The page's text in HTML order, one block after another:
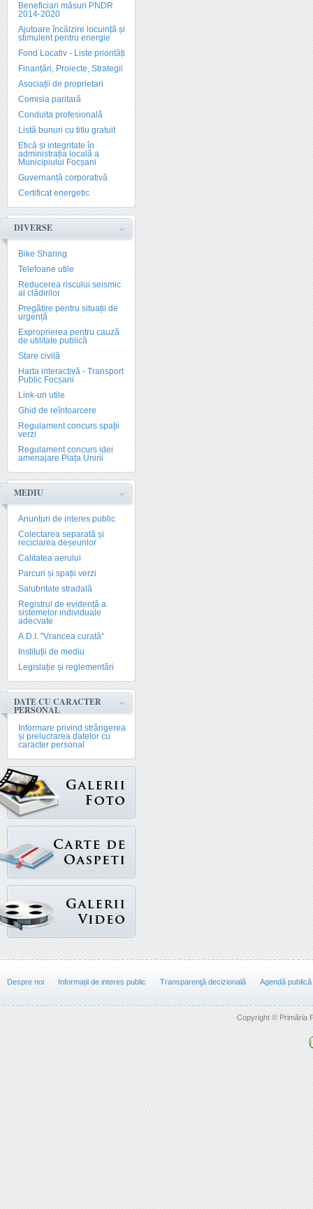
Beneficiari măsuri PNDR
2014-2020
Ajutoare încălzire locuință și
stimulent pentru energie
Fond Locativ - Liste priorități
Finanțări, Proiecte, Strategii
Asociații de proprietari
Comisia paritară
Conduita profesională
Listă bunuri cu titlu gratuit
Etică și integritate în
administrația locală a
Municipiului Focșani
Guvernanță corporativă
Certificat energetic
DIVERSE
Bike Sharing
Telefoane utile
Reducerea riscului seismic
al clădirilor
Pregătire pentru situații de
urgență
Exproprierea pentru cauză
de utilitate publică
Stare civilă
Harta interactivă - Transport
Public Focșani
Link-uri utile
Ghid de reîntoarcere
Regulament concurs spații
verzi
Regulament concurs idei
amenajare Piața Unirii
MEDIU
Anunțuri de interes public
Colectarea separată și
reciclarea deșeurilor
Calitatea aerului
Parcuri și spații verzi
Salubritate stradală
Registrul de evidență a
sistemelor individuale
adecvate
A.D.I. "Vrancea curată"
Instituții de mediu
Legislație și reglementări
DATE CU CARACTER
PERSONAL
Informare privind strângerea
și prelucrarea datelor cu
caracter personal
Despre noi Informații de interes public Transparenţă decizională Agendă publică
Copyright © Primăria